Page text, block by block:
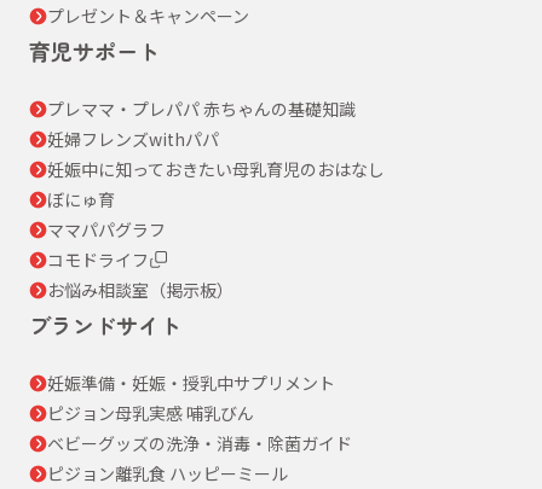
プレゼント＆キャンペーン
育児サポート
プレママ・プレパパ 赤ちゃんの基礎知識
妊婦フレンズwithパパ
妊娠中に知っておきたい母乳育児のおはなし
ぼにゅ育
ママパパグラフ
コモドライフ
お悩み相談室（掲示板）
ブランドサイト
妊娠準備・妊娠・授乳中サプリメント
ピジョン母乳実感 哺乳びん
ベビーグッズの洗浄・消毒・除菌ガイド
ピジョン離乳食 ハッピーミール